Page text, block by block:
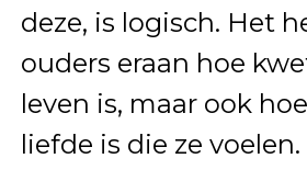
deze, is logisch. Het
ouders eraan hoe
leven is, maar ook
liefde is die ze voelen.